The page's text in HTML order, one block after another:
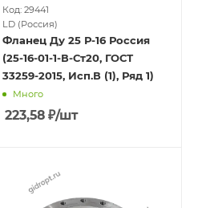
Код: 29441
LD (Россия)
Фланец Ду 25 Р-16 Россия
(25-16-01-1-В-Ст20, ГОСТ
33259-2015, Исп.В (1), Ряд 1)
Много
223,58₽/шт